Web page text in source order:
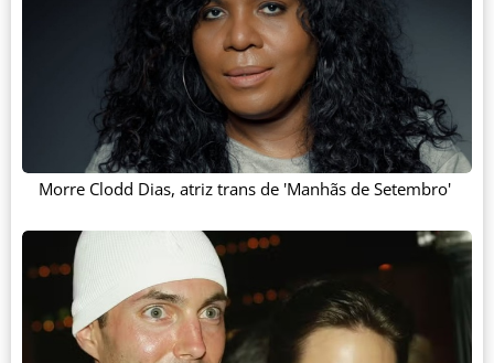
Morre Clodd Dias, atriz trans de 'Manhãs de Setembro'